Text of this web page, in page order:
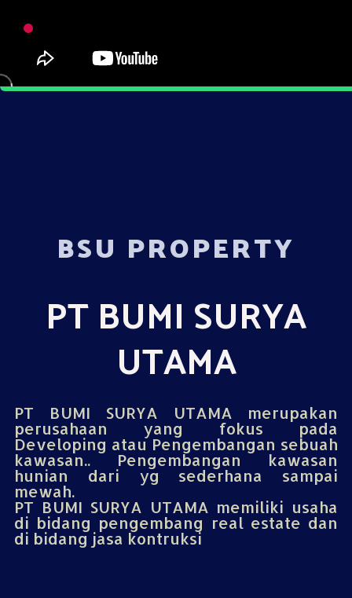
BSU PROPERTY
PT BUMI SURYA
UTAMA
PT BUMI SURYA UTAMA merupakan
perusahaan yang fokus pada
Developing atau Pengembangan sebuah
kawasan.. Pengembangan kawasan
hunian dari yg sederhana sampai
mewah.
PT BUMI SURYA UTAMA memiliki usaha
di bidang pengembang real estate dan
di bidang jasa kontruksi